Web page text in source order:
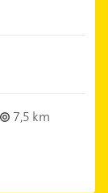
7,5 km